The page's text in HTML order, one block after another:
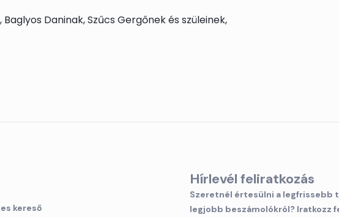
Daninak, Szűcs Gergőnek és szüleinek,
kereső
Hírlevél feliratkozás
Szeretnél értesülni a legfrissebb
legjobb beszámolókról? Iratkozz